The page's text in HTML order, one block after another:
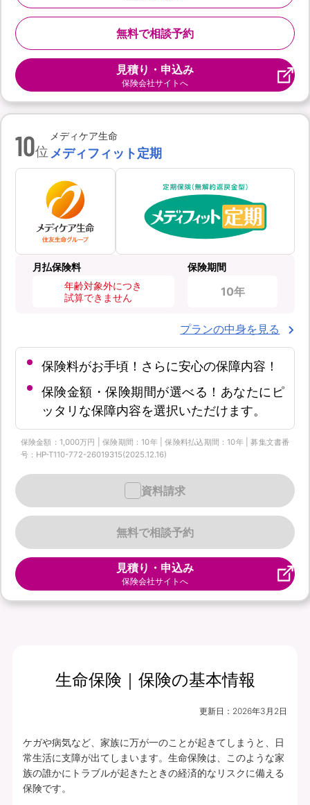
無料で相談予約
見積り・申込み
保険会社サイトへ
10位
メディケア生命
メディフィット定期
月払保険料
年齢対象外につき
試算できません
保険期間
10年
プランの中身を見る
保険料がお手頃！さらに安心の保障内容！
保険金額・保険期間が選べる！あなたにピ
ッタリな保障内容を選択いただけます。
保険金額：1,000万円 | 保険期間：10年 | 保険料払込期間：10年 | 募集文書番
号：HP-T110-772-26019315(2025.12.16)
無料で相談予約
資料請求
見積り・申込み
保険会社サイトへ
生命保険｜保険の基本情報
更新日： 2026年3月2日
ケガや病気など、家族に万が一のことが起きてしまうと、日
常生活に支障が出てしまいます。生命保険は、このような家
族の誰かにトラブルが起きたときの経済的なリスクに備える
保険です。